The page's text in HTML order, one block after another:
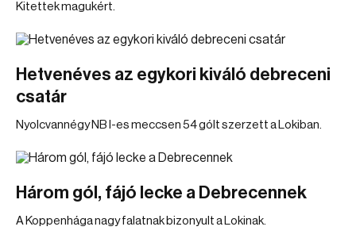
Kitettek magukért.
Hetvenéves az egykori kiváló debreceni
csatár
Nyolcvannégy NB I-es meccsen 54 gólt szerzett a Lokiban.
Három gól, fájó lecke a Debrecennek
A Koppenhága nagy falatnak bizonyult a Lokinak.